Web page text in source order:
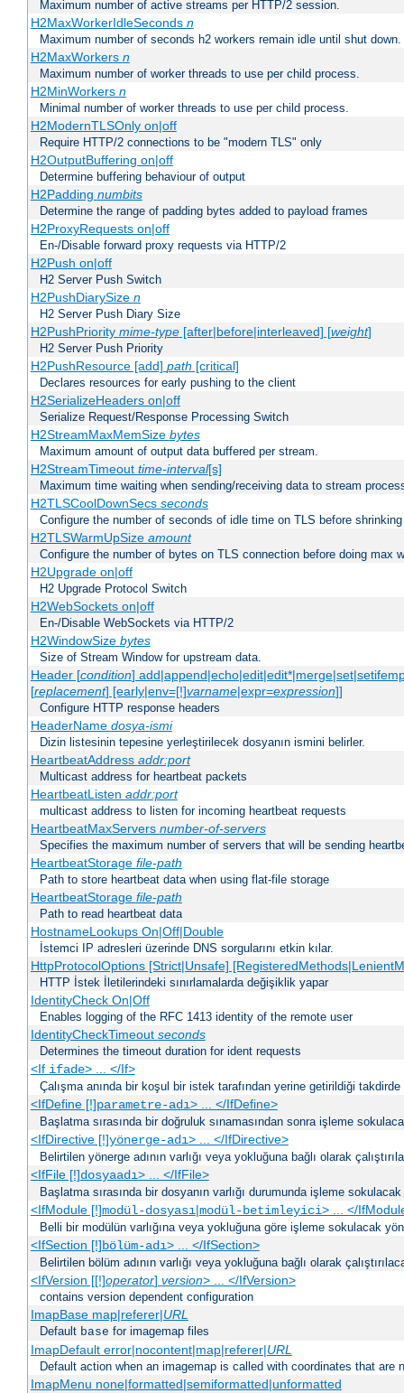
Maximum number of active streams per HTTP/2 session.
H2MaxWorkerIdleSeconds n
Maximum number of seconds h2 workers remain idle until shut down.
H2MaxWorkers n
Maximum number of worker threads to use per child process.
H2MinWorkers n
Minimal number of worker threads to use per child process.
H2ModernTLSOnly on|off
Require HTTP/2 connections to be "modern TLS" only
H2OutputBuffering on|off
Determine buffering behaviour of output
H2Padding numbits
Determine the range of padding bytes added to payload frames
H2ProxyRequests on|off
En-/Disable forward proxy requests via HTTP/2
H2Push on|off
H2 Server Push Switch
H2PushDiarySize n
H2 Server Push Diary Size
H2PushPriority mime-type[after|before|interleaved] [weight]
H2 Server Push Priority
H2PushResource [add] path [critical]
Declares resources for early pushing to the client
H2SerializeHeaders on|off
Serialize Request/Response Processing Switch
H2StreamMaxMemSize bytes
Maximum amount of output data buffered per stream.
H2StreamTimeout time-interval[s]
Maximum time waiting when sending/receiving data to stream
H2TLSCoolDownSecs seconds
Configure the number of seconds of idle time on TLS before
H2TLSWarmUpSize amount
Configure the number of bytes on TLS connection before doing max
H2Upgrade on|off
H2 Upgrade Protocol Switch
H2WebSockets on|off
En-/Disable WebSockets via HTTP/2
H2WindowSize bytes
Size of Stream Window for upstream data.
Header [condition]
[replacement] [early|env=[!]varname|expr=expression]]
Configure HTTP response headers
HeaderName dosya-ismi
Dizin listesinin tepesine yerleştirilecek dosyanın ismini belirler.
HeartbeatAddress addr:port
Multicast address for heartbeat packets
HeartbeatListen addr:port
multicast address to listen for incoming heartbeat requests
HeartbeatMaxServers number-of-servers
Specifies the maximum number of servers that will be sending
HeartbeatStorage file-path
Path to store heartbeat data when using flat-file storage
HeartbeatStorage file-path
Path to read heartbeat data
HostnameLookups On|Off|Double
İstemci IP adresleri üzerinde DNS sorgularını etkin kılar.
HttpProtocolOptions [Strict|Unsafe]
HTTP İstek İletilerindeki sınırlamalarda değişiklik yapar
IdentityCheck On|Off
Enables logging of the RFC 1413 identity of the remote user
IdentityCheckTimeout seconds
Determines the timeout duration for ident requests
<If ifade> ... </If>
Çalışma anında bir koşul bir istek tarafından yerine getirildiği takdirde
<IfDefine [!]parametre-adı> ... </IfDefine>
Başlatma sırasında bir doğruluk sınamasından sonra işleme
<IfDirective [!]yönerge-adı> ... </IfDirective>
Belirtilen yönerge adının varlığı veya yokluğuna bağlı olarak
<IfFile [!]dosyaadı> ... </IfFile>
Başlatma sırasında bir dosyanın varlığı durumunda işleme
<IfModule [!]modül-dosyası|modül-betimleyici> ... </
Belli bir modülün varlığına veya yokluğuna göre işleme sokulacak
<IfSection [!]bölüm-adı> ... </IfSection>
Belirtilen bölüm adının varlığı veya yokluğuna bağlı olarak
<IfVersion [[!]operator] version> ... </IfVersion>
contains version dependent configuration
ImapBase map|referer|URL
Default base for imagemap files
ImapDefault error|nocontent|map|referer|URL
Default action when an imagemap is called with coordinates that are
ImapMenu none|formatted|semiformatted|unformatted